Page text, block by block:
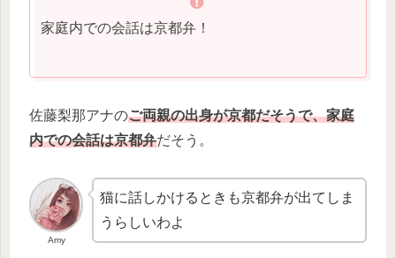
家庭内での会話は京都弁！
佐藤梨那アナのご両親の出身が京都だそうで、家庭
内での会話は京都弁だそう。
Amy
猫に話しかけるときも京都弁が出てしま
うらしいわよ